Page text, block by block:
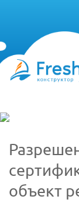
объект